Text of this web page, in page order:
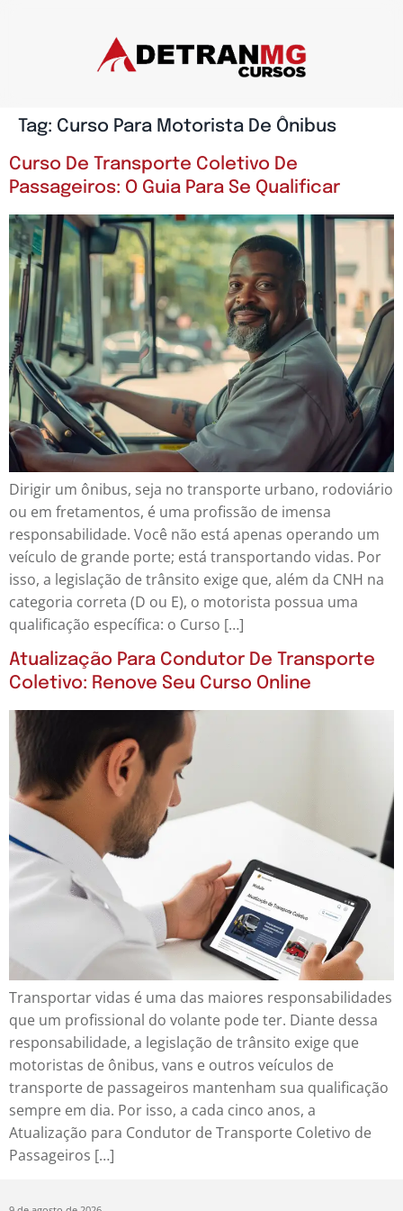
Tag: Curso Para Motorista De Ônibus
Curso De Transporte Coletivo De
Passageiros: O Guia Para Se Qualificar
Dirigir um ônibus, seja no transporte urbano, rodoviário
ou em fretamentos, é uma profissão de imensa
responsabilidade. Você não está apenas operando um
veículo de grande porte; está transportando vidas. Por
isso, a legislação de trânsito exige que, além da CNH na
categoria correta (D ou E), o motorista possua uma
qualificação específica: o Curso […]
Atualização Para Condutor De Transporte
Coletivo: Renove Seu Curso Online
Transportar vidas é uma das maiores responsabilidades
que um profissional do volante pode ter. Diante dessa
responsabilidade, a legislação de trânsito exige que
motoristas de ônibus, vans e outros veículos de
transporte de passageiros mantenham sua qualificação
sempre em dia. Por isso, a cada cinco anos, a
Atualização para Condutor de Transporte Coletivo de
Passageiros […]